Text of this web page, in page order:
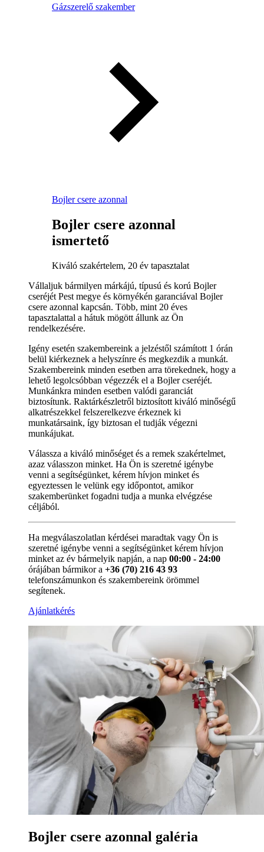
Gázszerelő szakember
Bojler csere azonnal
Bojler csere azonnal
ismertető
Kiváló szakértelem, 20 év tapasztalat
Vállaljuk bármilyen márkájú, típusú és korú Bojler
cseréjét Pest megye és környékén garanciával Bojler
csere azonnal kapcsán. Több, mint 20 éves
tapasztalattal a hátuk mögött állunk az Ön
rendelkezésére.
Igény esetén szakembereink a jelzéstől számított 1 órán
belül kiérkeznek a helyszínre és megkezdik a munkát.
Szakembereink minden esetben arra törekednek, hogy a
lehető legolcsóbban végezzék el a Bojler cseréjét.
Munkánkra minden esetben valódi garanciát
biztosítunk. Raktárkészletről biztosított kiváló minőségű
alkatrészekkel felszerelkezve érkeznek ki
munkatársaink, így biztosan el tudják végezni
munkájukat.
Válassza a kiváló minőséget és a remek szakértelmet,
azaz válasszon minket. Ha Ön is szeretné igénybe
venni a segítségünket, kérem hívjon minket és
egyeztessen le velünk egy időpontot, amikor
szakemberünket fogadni tudja a munka elvégzése
céljából.
Ha megválaszolatlan kérdései maradtak vagy Ön is
szeretné igénybe venni a segítségünket kérem hívjon
minket az év bármelyik napján, a nap 00:00 - 24:00
órájában bármikor a +36 (70) 216 43 93
telefonszámunkon és szakembereink örömmel
segítenek.
Ajánlatkérés
Bojler csere azonnal galéria